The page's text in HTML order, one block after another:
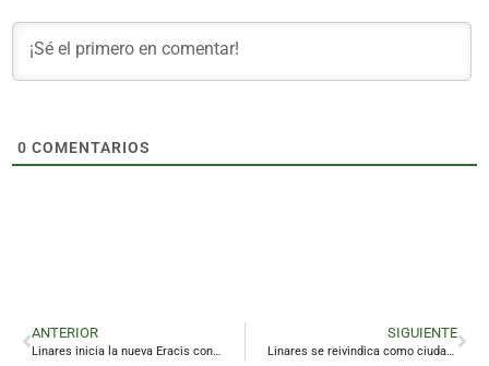
0 COMENTARIOS
ANTERIOR
Linares inicia la nueva Eracis con la incorporación de trece profesionales
SIGUIENTE
Linares se reivindica como ciudad de congresos